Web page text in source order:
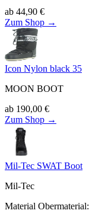
ab 44,90 €
Zum Shop →
Icon Nylon black 35
MOON BOOT
ab 190,00 €
Zum Shop →
Mil-Tec SWAT Boot
Mil-Tec
Material Obermaterial: